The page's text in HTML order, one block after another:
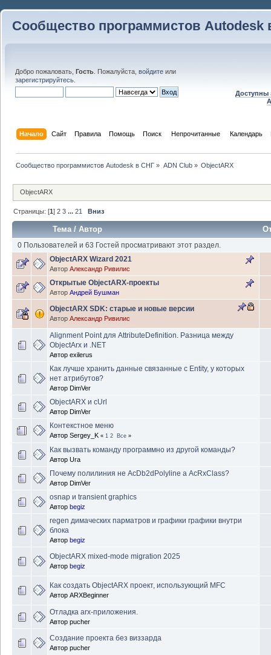
Сообщество программистов Autodesk
Добро пожаловать, Гость . Пожалуйста, войдите или
зарегистрируйтесь
Доступны
Начало Сайт Правила Помощь Поиск Непрочитанные Календарь
Сообщество программистов Autodesk в СНГ » ADN Club» ObjectARX
ObjectARX
Страницы: [1]2 3 ...21 Вниз
Тема /Автор
0 Пользователей и 63 Гостей просматривают этот раздел.
ObjectARX Wizard 2021
Автор Александр Ривилис
Открытые ObjectARX-проекты
Автор Андрей Бушман
ObjectARX SDK: старые и новые версии
Автор Александр Ривилис
Alignment Point для AttributeDefinition. Разница между
ObjectArx и .NET
Автор exilerus
Как лучше хранить данные связанные с Entity, у которых
нет атрибутов?
Автор DimVer
ObjectARX и cUrl
Автор DimVer
Контекстное меню
Автор Sergey_K « 1 2 Все »
Как вызвать команду программно из другой команды?
Автор Ura
Почему полилиния не AcDb2dPolyline а AcRxClass?
Автор DimVer
osnap и transient graphics
Автор begiz
regen димаческих парматров и графики графики внутри
блока
Автор begiz
ObjectARX mixed-mode migration 2025
Автор begiz
Как создать ObjectARX проект, использующий MFC
Автор ARXBeginner
Отладка arx-приложения.
Автор pucher
Создание проекта без виззарда
Автор pucher